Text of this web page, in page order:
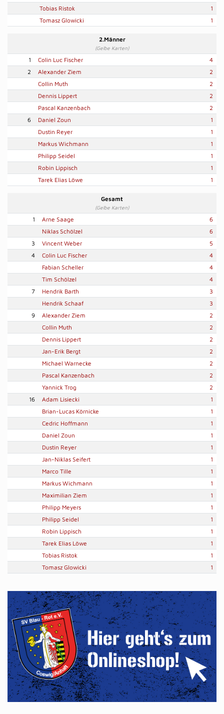
Tobias Ristok
1
Tomasz Glowicki
1
2.Männer
(Gelbe Karten)
1 Colin Luc Fischer
4
2
Alexander Ziem
2
Collin Muth
2
Dennis Lippert
2
Pascal Kanzenbach
2
6
Daniel Zoun
1
Dustin Reyer
1
Markus Wichmann
1
Philipp Seidel
1
Robin Lippisch
1
Tarek Elias Löwe
1
Gesamt
(Gelbe Karten)
1 Arne Saage
6
Niklas Schölzel
6
3
Vincent Weber
5
4
Colin Luc Fischer
4
Fabian Scheller
4
Tim Schölzel
4
7
Hendrik Barth
3
Hendrik Schaaf
3
9
Alexander Ziem
2
Collin Muth
2
Dennis Lippert
2
Jan-Erik Bergt
2
Michael Warnecke
2
Pascal Kanzenbach
2
Yannick Trog
2
16
Adam Lisiecki
1
Brian-Lucas Körnicke
1
Cedric Hoffmann
1
Daniel Zoun
1
Dustin Reyer
1
Jan-Niklas Seifert
1
Marco Tille
1
Markus Wichmann
1
Maximilian Ziem
1
Philipp Meyers
1
Philipp Seidel
1
Robin Lippisch
1
Tarek Elias Löwe
1
Tobias Ristok
1
Tomasz Glowicki
1